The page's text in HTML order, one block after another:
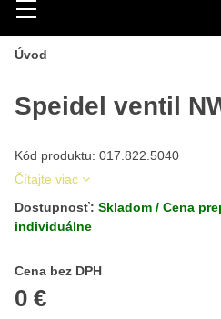
Hľadať
Menu
Úvod
Speidel ventil
Kód produktu: 017.822.5040
Čítajte viac
Dostupnosť: Skladom / Cena
individuálne
Cena bez DPH
0 €
Cena s DPH